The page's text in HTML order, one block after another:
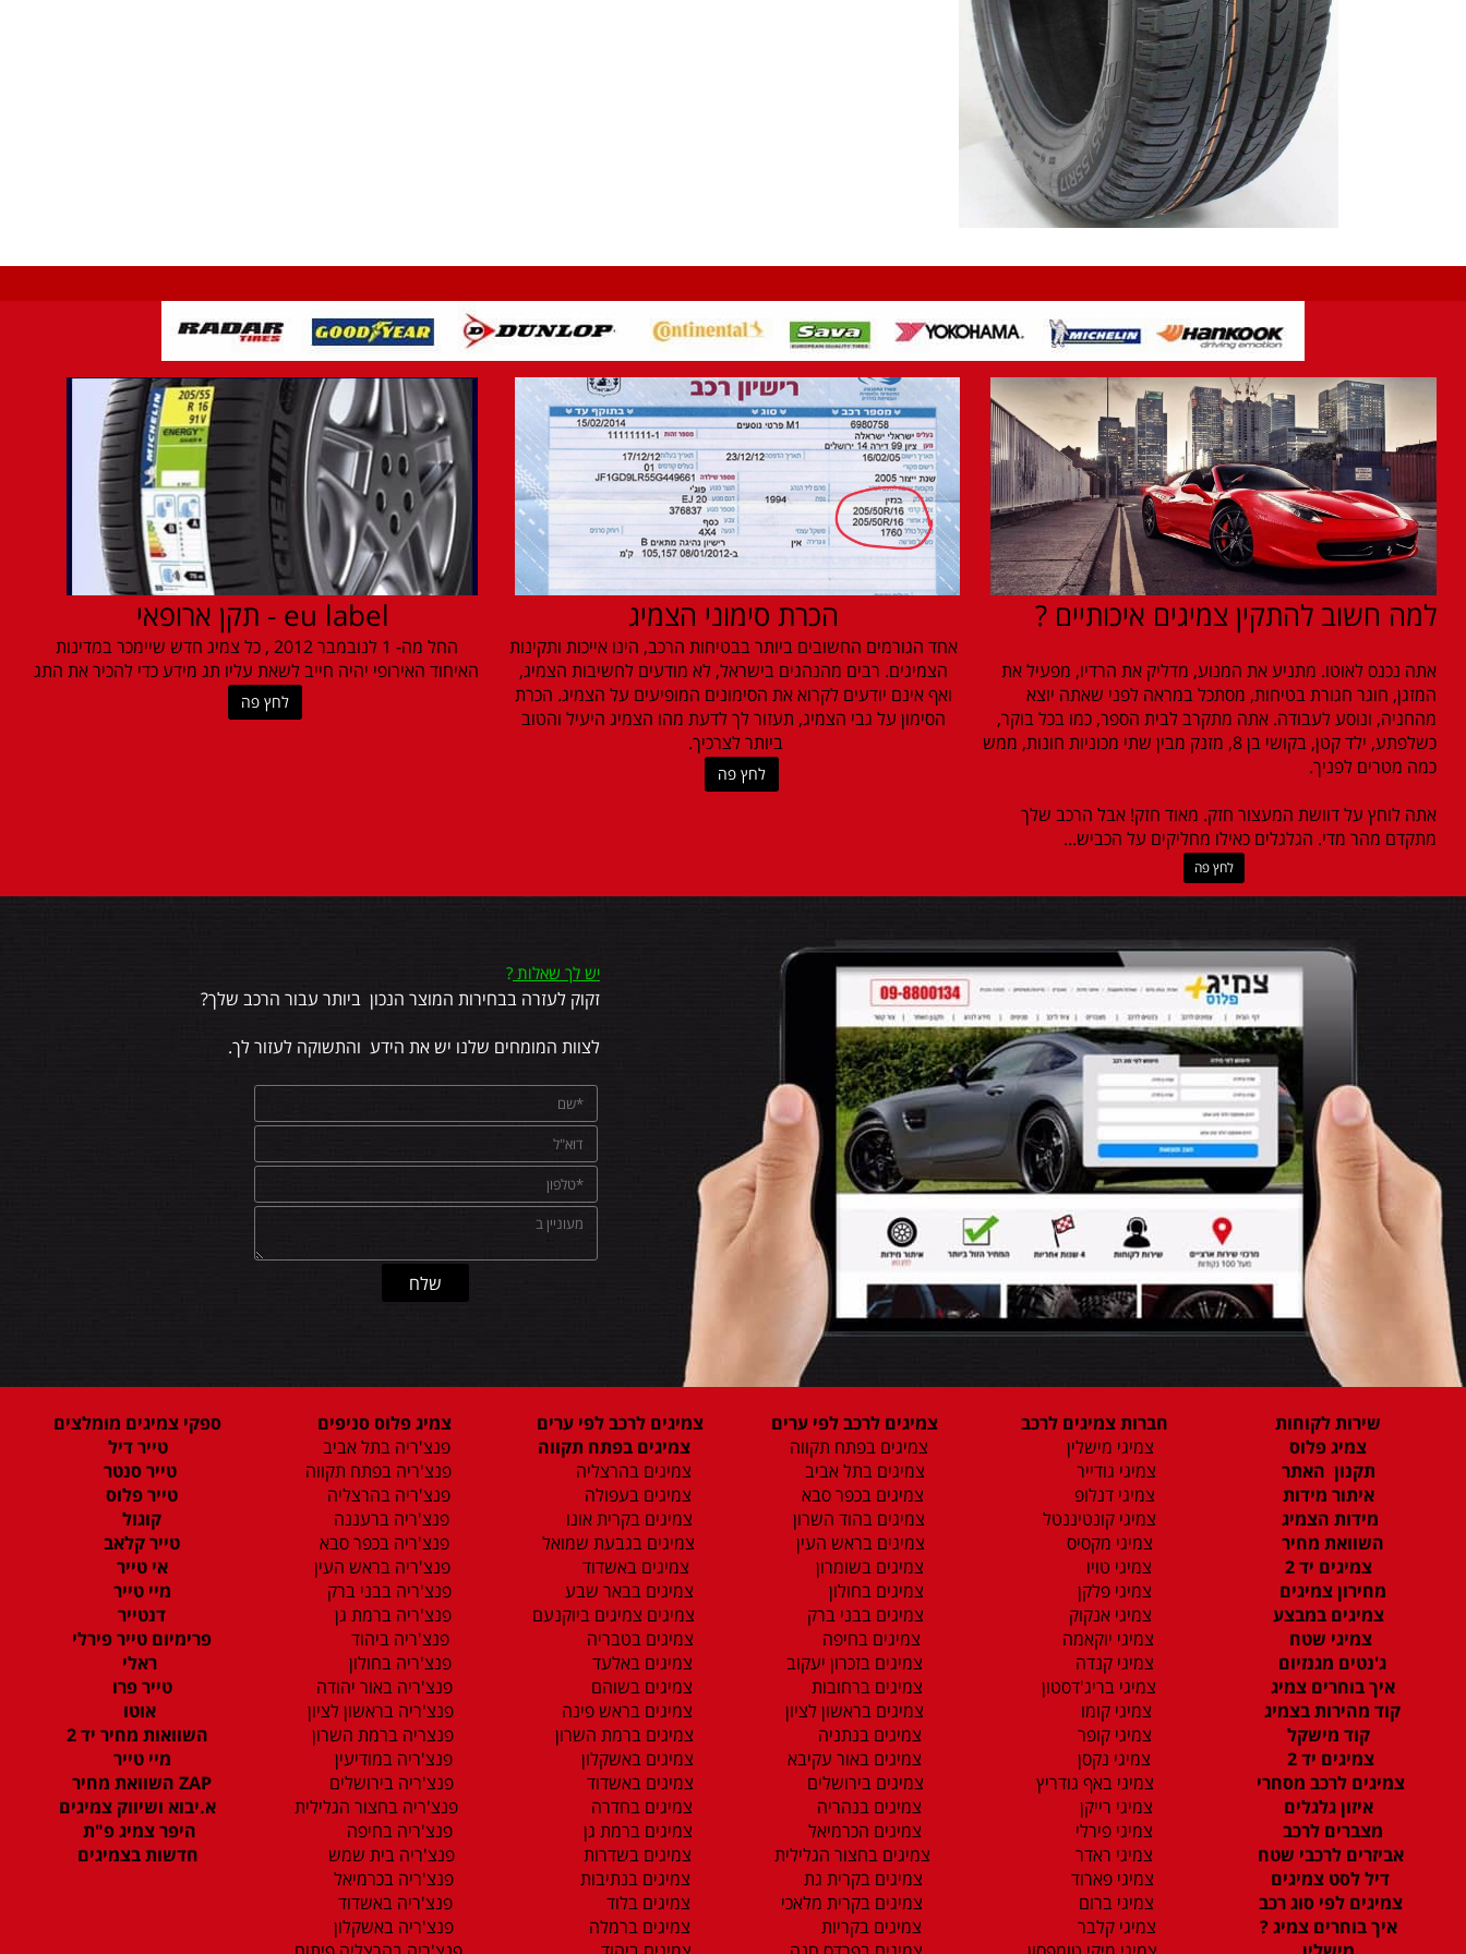
למה חשוב להתקין צמיגים איכותיים ?
אתה נכנס לאוטו. מתניע את המנוע, מדליק את הרדיו, מפעיל את
המזגן, חוגר חגורת בטיחות, מסתכל במראה לפני שאתה יוצא
מהחניה, ונוסע לעבודה. אתה מתקרב לבית הספר, כמו בכל בוקר,
כשלפתע, ילד קטן, בקושי בן 8, מזנק מבין שתי מכוניות חונות, ממש
כמה מטרים לפניך.
אתה לוחץ על דוושת המעצור חזק. מאוד חזק! אבל הרכב שלך
מתקדם מהר מדי. הגלגלים כאילו מחליקים על הכביש...
לחץ פה
הכרת סימוני הצמיג
אחד הגורמים החשובים ביותר בבטיחות הרכב, הינו אייכות ותקינות
הצמיגים. רבים מהנהגים בישראל, לא מודעים לחשיבות הצמיג,
ואף אינם יודעים לקרוא את הסימונים המופיעים על הצמיג. הכרת
הסימון על גבי הצמיג, תעזור לך לדעת מהו הצמיג היעיל והטוב
ביותר לצרכיך.
לחץ פה
eu label - תקן ארופאי
החל מה- 1 לנובמבר 2012 , כל צמיג חדש שיימכר במדינות
האיחוד האירופי יהיה חייב לשאת עליו תג מידע כדי להכיר את התג
לחץ פה
יש לך שאלות ?
זקוק לעזרה בבחירות המוצר הנכון ביותר עבור הרכב שלך?
לצוות המומחים שלנו יש את הידע והתשוקה לעזור לך.
שירות לקוחות
צמיג פלוס
תקנון האתר
איתור מידות
מידות הצמיג
השוואת מחיר
צמיגים יד 2
מחירון צמיגים
צמיגים במבצע
צמיגי שטח
ג'נטים מגנזיום
איך בוחרים צמיג
קוד מהירות בצמיג
קוד מישקל
צמיגים יד 2
צמיגים לרכב מסחרי
איזון גלגלים
מצברים לרכב
אביזרים לרכבי שטח
דיל לסט צמיגים
צמיגים לפי סוג רכב
איך בוחרים צמיג ?
חברות צמיגים לרכב
צמיגי מישלין
צמיגי גודייר
צמיגי דנלופ
צמיגי קונטיננטל
צמיגי מקסיס
צמיגי טויו
צמיגי פלקן
צמיגי אנקוק
צמיגי יוקאמה
צמיגי קנדה
צמיגי בריג'דסטון
צמיגי קומו
צמיגי קופר
צמיגי נקסן
צמיגי באף גודריץ
צמיגי רייקן
צמיגי פירלי
צמיגי ראדר
צמיגי פארוד
צמיגי ברום
צמיגי קלבר
צמיגים לרכב לפי ערים
צמיגים בפתח תקווה
צמיגים בתל אביב
צמיגים בכפר סבא
צמיגים בהוד השרון
צמיגים בראש העין
צמיגים בשומרון
צמיגים בחולון
צמיגים בבני ברק
צמיגים בחיפה
צמיגים בזכרון יעקוב
צמיגים ברחובות
צמיגים בראשון לציון
צמיגים בנתניה
צמיגים באור עקיבא
צמיגים בירושלים
צמיגים בנהריה
צמיגים הכרמיאל
צמיגים בחצור הגלילית
צמיגים בקרית גת
צמיגים בקרית מלאכי
צמיגים בקריות
צמיגים לרכב לפי ערים
צמיגים בפתח תקווה
צמיגים בהרצליה
צמיגים בעפולה
צמיגים בקרית אונו
צמיגים בגבעת שמואל
צמיגים באשדוד
צמיגים בבאר שבע
צמיגים צמיגים ביוקנעם
צמיגים בטבריה
צמיגים באלעד
צמיגים בשוהם
צמיגים בראש פינה
צמיגים ברמת השרון
צמיגים באשקלון
צמיגים באשדוד
צמיגים בחדרה
צמיגים ברמת גן
צמיגים בשדרות
צמיגים בנתיבות
צמיגים בלוד
צמיגים ברמלה
צמיג פלוס סניפים
פנצ'ריה בתל אביב
פנצ'ריה בפתח תקווה
פנצ'ריה בהרצליה
פנצ'ריה ברעננה
פנצ'ריה בכפר סבא
פנצ'ריה בראש העין
פנצ'ריה בבני ברק
פנצ'ריה ברמת גן
פנצ'ריה ביהוד
פנצ'ריה בחולון
פנצ'ריה באור יהודה
פנצ'ריה בראשון לציון
פנצריה ברמת השרון
פנצ'ריה במודיעין
פנצ'ריה בירושלים
פנצ'ריה בחצור הגלילית
פנצ'ריה בחיפה
פנצ'ריה בית שמש
פנצ'ריה בכרמיאל
פנצ'ריה באשדוד
פנצ'ריה באשקלון
ספקי צמיגים מומלצים
טייר דיל
טייר סנטר
טייר פלוס
קוגול
טייר קלאב
אי טייר
מיי טייר
דנטייר
פרימיום טייר פירלי
ראלי
טייר פרו
אוטו
השוואות מחיר יד 2
מיי טייר
ZAP השוואת מחיר
א.יבוא ושיווק צמיגים
היפר צמיג פ"ת
חדשות בצמיגים